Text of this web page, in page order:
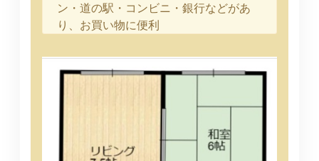
ン・道の駅・コンビニ・銀行などがあ
り、お買い物に便利